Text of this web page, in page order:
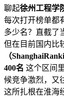
聊起徐州工程学
每次打开榜单都
多少名？直截了
但在目前国内比
（
400名 这个区间
候竞争激烈，又
这所扎根在淮海